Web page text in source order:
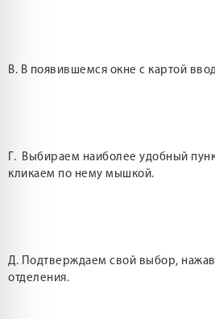
В. В появившемся окне с картой
Г. Выбираем наиболее удобный
кликаем по нему мышкой.
Д. Подтверждаем свой выбор,
отделения.